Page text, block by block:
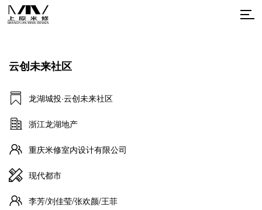
云创未来社区
龙湖城投·云创未来社区
浙江龙湖地产
重庆米修室内设计有限公司
现代都市
李芳/刘佳莹/张欢颜/王菲